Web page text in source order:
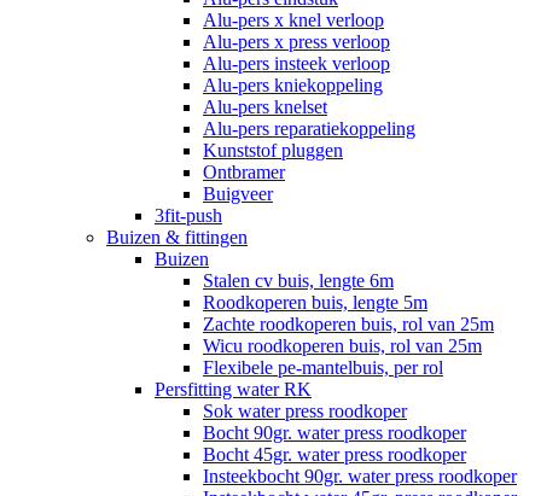
Alu-pers x knel verloop
Alu-pers x press verloop
Alu-pers insteek verloop
Alu-pers kniekoppeling
Alu-pers knelset
Alu-pers reparatiekoppeling
Kunststof pluggen
Ontbramer
Buigveer
3fit-push
Buizen & fittingen
Buizen
Stalen cv buis, lengte 6m
Roodkoperen buis, lengte 5m
Zachte roodkoperen buis, rol van 25m
Wicu roodkoperen buis, rol van 25m
Flexibele pe-mantelbuis, per rol
Persfitting water RK
Sok water press roodkoper
Bocht 90gr. water press roodkoper
Bocht 45gr. water press roodkoper
Insteekbocht 90gr. water press roodkoper